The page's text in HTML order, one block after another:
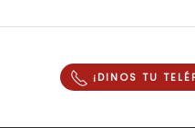
¡DINOS TU